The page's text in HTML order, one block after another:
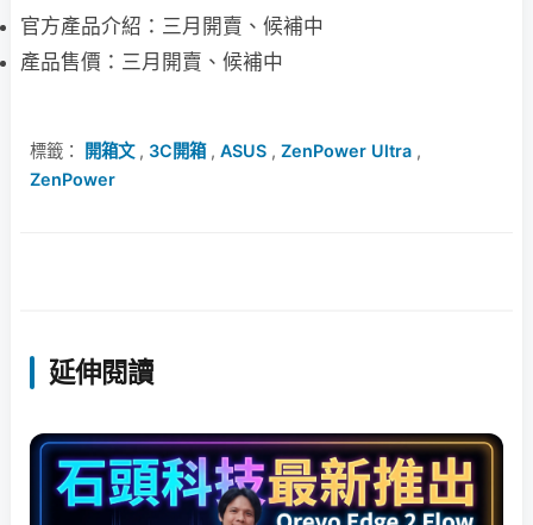
官方產品介紹：三月開賣、候補中
產品售價：三月開賣、候補中
標籤： 開箱文, 3C開箱, ASUS , ZenPower Ultra ,
ZenPower
延伸閱讀